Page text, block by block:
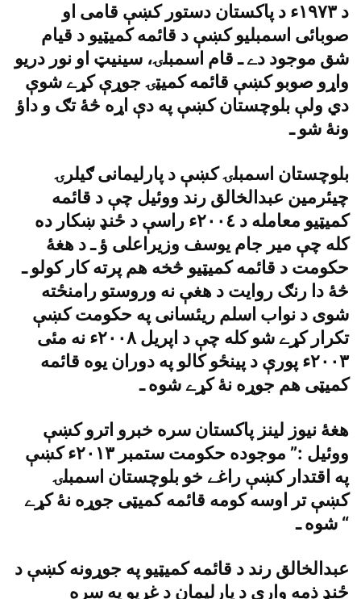
د ١٩٧٣ء د پاکستان دستور کښې قامى او
صوبائى اسمبليو کښې د قائمه کميټيو د قيام
شق موجود دے ـ قام اسمبلۍ، سينيټ او نور دريو
واړو صوبو کښې قائمه کميټۍ جوړې کړے شوې
دي ولې بلوچستان کښې په دې اړه څۀ تګ و داؤ
ونۀ شو ـ
بلوچستان اسمبلۍ کښې د پارليمانى ګيلرۍ
چيئرمين عبدالخالق رند ووئيل چې د قائمه
کميټيو معامله د ٢٠٠٤ء راسې د ځنډ ښکار ده
کله چې مير جام يوسف وزيراعلى ؤ ـ د هغۀ
حکومت د قائمه کميټيو څخه هم پرته کار کولو ـ
څۀ دا رنګ روايت د هغې نه وروستو رامنځته
شوى د نواب اسلم ريئسانى په حکومت کښې
تکرار کړے شو کله چې د اپريل ٢٠٠٨ء نه مئى
٢٠٠٣ء پورې د پينځو کالو په دوران يوه قائمه
کميټى هم جوړه نۀ کړے شوه ـ
هغۀ نيوز لينز پاکستان سره خبرو اترو کښې
ووئيل :” موجوده حکومت ستمبر ٢٠١٣ء کښې
په اقتدار کښې راغے خو بلوچستان اسمبلۍ
کښې تر اوسه کومه قائمه کميټى جوړه نۀ کړے
شوه ـ “
عبدالخالق رند د قائمه کميټيو په جوړونه کښې د
ځنډ ذمه وارى د پارليمان د غړيو په سره